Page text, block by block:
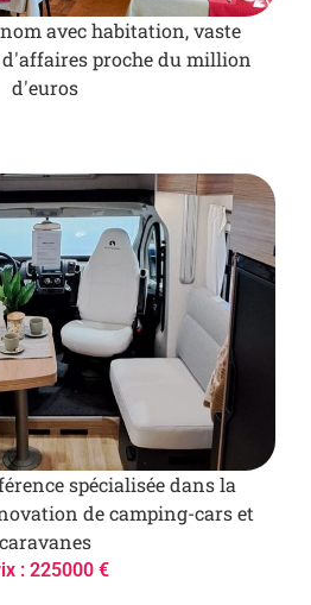
avec habitation, vaste
proche du million
d'euros
spécialisée dans la
de camping-cars et
caravanes
: 225000 €